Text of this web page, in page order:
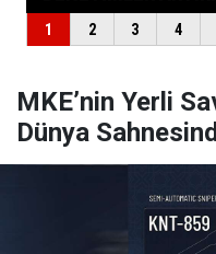
MKE’nin Yerli
Dünya